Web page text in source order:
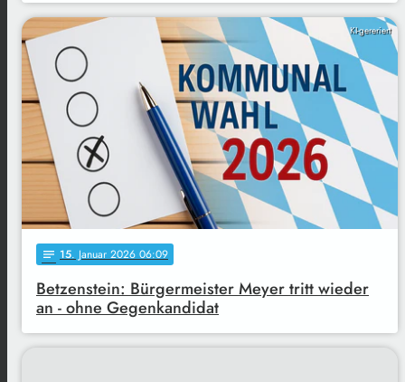
KI-gereriert
notes 15. Januar 2026 06:09
Betzenstein: Bürgermeister Meyer tritt wieder
an - ohne Gegenkandidat